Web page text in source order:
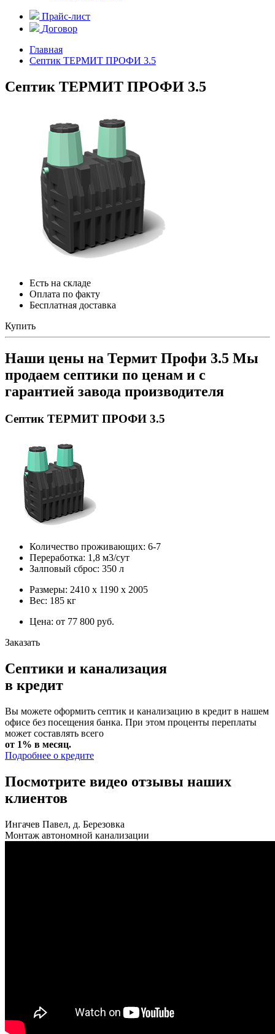
Прайс-лист
Договор
Главная
Септик ТЕРМИТ ПРОФИ 3.5
Септик ТЕРМИТ ПРОФИ 3.5
Есть на складе
Оплата по факту
Бесплатная доставка
Купить
Наши цены на Термит Профи 3.5 Мы
продаем септики по ценам и с
гарантией завода производителя
Септик ТЕРМИТ ПРОФИ 3.5
Количество проживающих: 6-7
Переработка: 1,8 м3/сут
Залповый сброс: 350 л
Размеры: 2410 х 1190 х 2005
Вес: 185 кг
Цена: от 77 800 руб.
Заказать
Септики и канализация
в кредит
Вы можете оформить септик и канализацию в кредит в нашем
офисе без посещения банка. При этом проценты переплаты
может составлять всего
от 1% в месяц.
Подробнее о кредите
Посмотрите видео отзывы наших
клиентов
Ингачев Павел, д. Березовка
Монтаж автономной канализации